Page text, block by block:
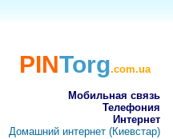
PINTorg.com.ua
Мобильная связь
Телефония
Интернет
Домашний интернет (Киевстар)